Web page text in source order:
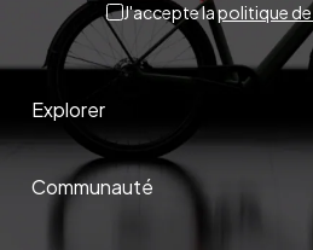
J'accepte lapolitique
Explorer
Communauté